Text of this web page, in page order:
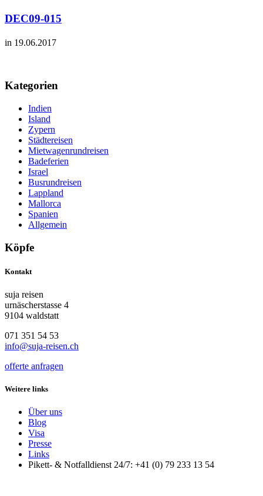
DEC09-015
in 19.06.2017
Kategorien
Indien
Island
Zypern
Städtereisen
Mietwagenrundreisen
Badeferien
Israel
Busrundreisen
Lappland
Mallorca
Spanien
Allgemein
Köpfe
Kontakt
suja reisen
urnäscherstasse 4
9104 waldstatt
071 351 54 53
info@suja-reisen.ch
offerte anfragen
Weitere links
Über uns
Blog
Visa
Presse
Links
Pikett- & Notfalldienst 24/7: +41 (0) 79 233 13 54